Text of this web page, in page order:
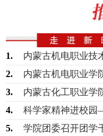
1.
2.
3.
4.
5. 学院团委召开团学